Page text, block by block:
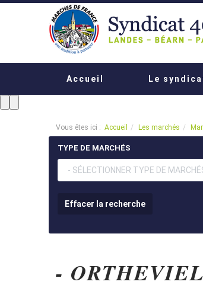
Accueil Le
Vous êtes ici : Accueil Les marchés
TYPE DE MARCHÉS
-